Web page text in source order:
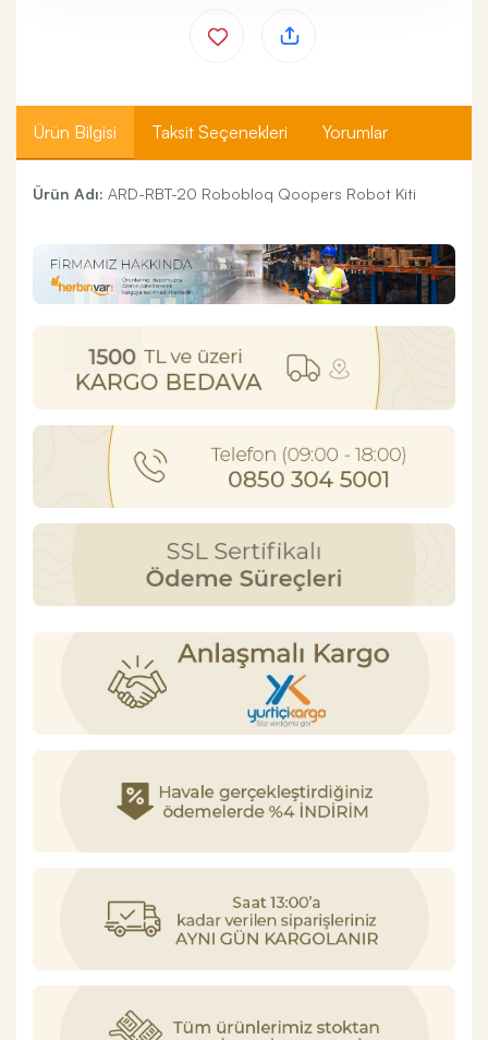
Ürün Bilgisi Taksit Seçenekleri Yorumlar
Ürün Adı: ARD-RBT-20 Robobloq Qoopers Robot Kiti